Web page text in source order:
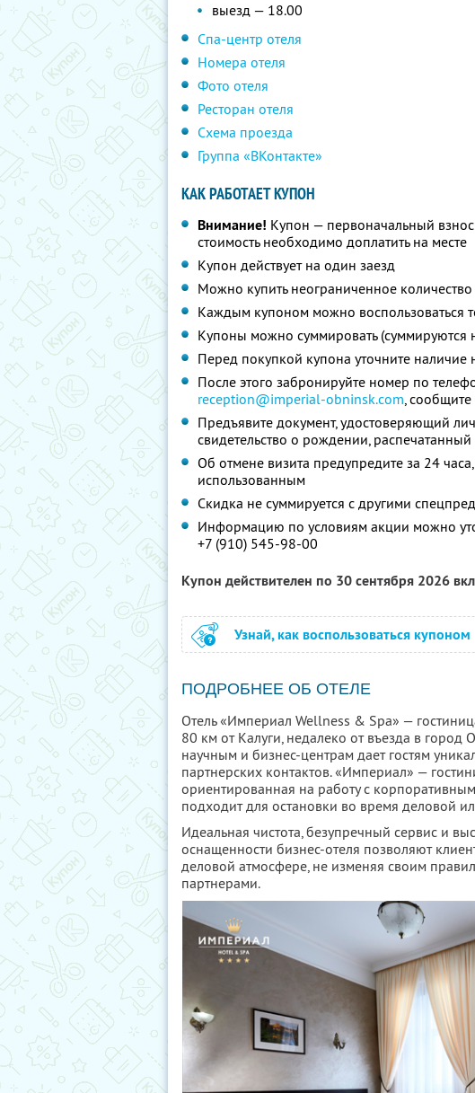
выезд — 18.00
Спа-центр отеля
Номера отеля
Фото отеля
Ресторан отеля
Схема проезда
Группа «ВКонтакте»
КАК РАБОТАЕТ КУПОН
Внимание! Купон — первоначальный
стоимость необходимо доплатить на месте
Купон действует на один заезд
Можно купить неограниченное
Каждым купоном можно воспользоваться
Купоны можно суммировать (суммируются
Перед покупкой купона уточните
После этого забронируйте номер по
reception@imperial-obninsk.com,сообщите
Предъявите документ, удостоверяющий
свидетельство о рождении,
Об отмене визита предупредите за 24
использованным
Скидка не суммируется с другими
Информацию по условиям акции можно
+7 (910) 545-98-00
Купон действителен по 30 сентября 2026
Узнай, как воспользоваться купоном
ПОДРОБНЕЕ ОБ ОТЕЛЕ
Отель «Империал Wellness & Spa» —
80 км от Калуги, недалеко от въезда в
научным и бизнес-центрам дает гостям
партнерских контактов. «Империал» —
ориентированная на работу с
подходит для остановки во время деловой
Идеальная чистота, безупречный сервис и
оснащенности бизнес-отеля позволяют
деловой атмосфере, не изменяя своим
партнерами.